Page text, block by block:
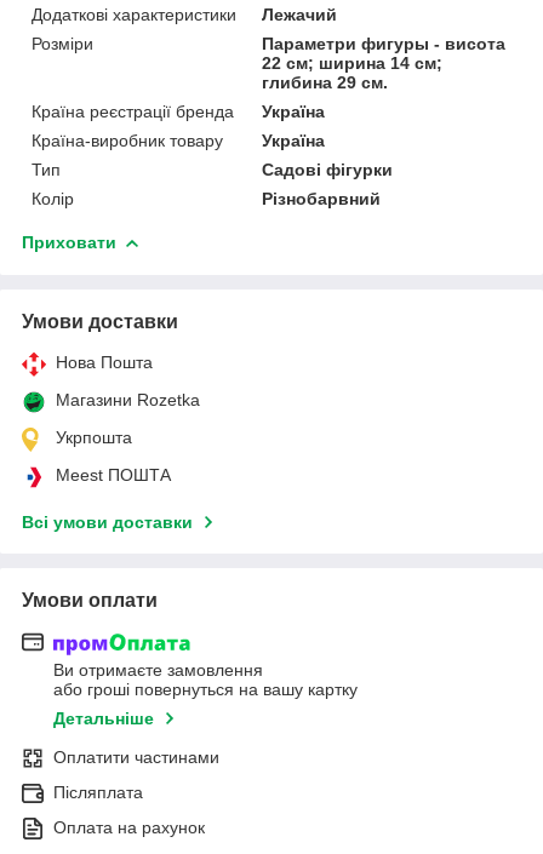
Додаткові характеристики
Лежачий
Розміри
Параметри фигуры - висота
22 см; ширина 14 см;
глибина 29 см.
Країна реєстрації бренда
Україна
Країна-виробник товару
Україна
Тип
Садові фігурки
Колір
Різнобарвний
Приховати
Умови доставки
Нова Пошта
Магазини Rozetka
Укрпошта
Meest ПОШТА
Всі умови доставки
Умови оплати
Ви отримаєте замовлення
або гроші повернуться на вашу картку
Детальніше
Оплатити частинами
Післяплата
Оплата на рахунок